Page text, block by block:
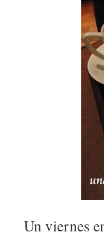
Un viernes